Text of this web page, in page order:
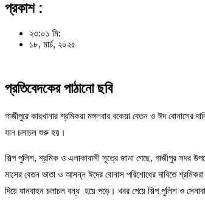
প্রকাশ :
২৩:০১ মি:
১৮, মার্চ, ২০২৫
প্রতিবেদকের পাঠানো ছবি
গাজীপুরে কারখানার শ্রমিকরা মঙ্গলবার বকেয়া বেতন ও ঈদ
যান চলাচল শুরু হয়।
শিল্প পুলিশ, শ্রমিক ও এলাকাবাসী সূত্রে জানা গেছে, গাজীপুর সদর
মাসের বেতন ভাতা ও আসন্ন ঈদের বোনাস পরিশোধের দাবিতে
দিয়ে যানবাহন চলাচল বন্ধ হয়ে পড়ে। খবর পেয়ে শিল্প পুলিশ ও